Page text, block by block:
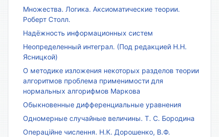
Множества. Логика. Аксиоматические теории.
Роберт Столл.
Надёжность информационных систем
Неопределенный интеграл. (Под редакцией Н.Н.
Ясницкой)
О методике изложения некоторых разделов теории
алгоритмов проблема применимости для
нормальных алгорифмов Маркова
Обыкновенные дифференциальные уравнения
Одномерные случайные величины. Т. С. Бородина
Операційне числення. Н.К. Дорошенко, В.Ф.